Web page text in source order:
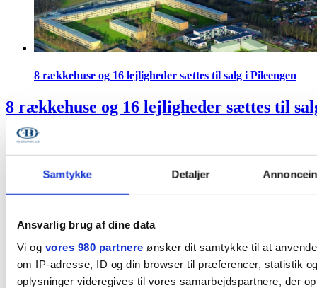
Samtykke Detaljer
Ansvarlig brug af dine data
Vi og vores 980 partnere ønsker dit samtykke til at
om IP-adresse, ID og din browser til præferencer, statistik
oplysninger videregives til vores samarbejdspartnere, der
8 rækkehuse og 16 lejligheder sættes til salg i Pileengen
8 rækkehuse og 16 lejligheder sættes til
Salget af de første 8 rækkehuse og 16 lejligheder er gået i gang.
rækkehuse i to plan l Boligstørrelser på 70 til 119 kvadratmeter
Marlene Staugaard2018-01-22T13:24:29+00:00 10. marts 2016|
Læs mere